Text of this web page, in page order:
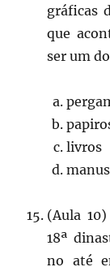
gráficas
que
ser um
livros
(Aula
18ª
no até